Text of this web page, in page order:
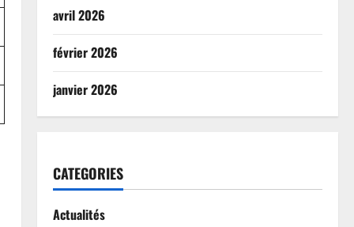
avril 2026
février 2026
janvier 2026
CATEGORIES
Actualités